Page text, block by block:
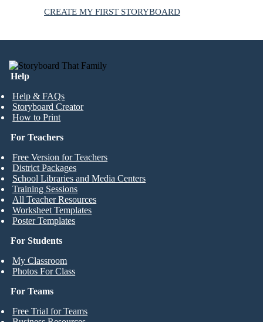
CREATE MY FIRST STORYBOARD
Help
Help & FAQs
Storyboard Creator
How to Print
For Students
My Classroom
Photos For Class
For Teachers
Free Version for Teachers
District Packages
School Libraries and Media Centers
Training Sessions
All Teacher Resources
Worksheet Templates
Poster Templates
For Teams
Free Trial for Teams